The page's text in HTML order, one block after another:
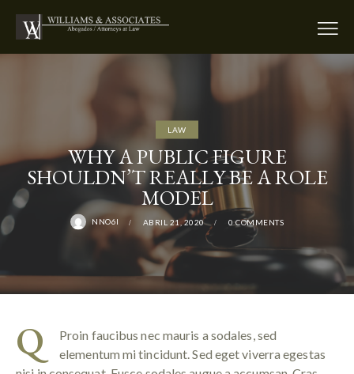
LAW
WHY A PUBLIC FIGURE
SHOULDN’T REALLY BE A ROLE
MODEL
NNO6I ABRIL 21, 2020 0 COMMENTS
Q
Proin faucibus nec mauris a sodales, sed
elementum mi tincidunt. Sed eget viverra egestas